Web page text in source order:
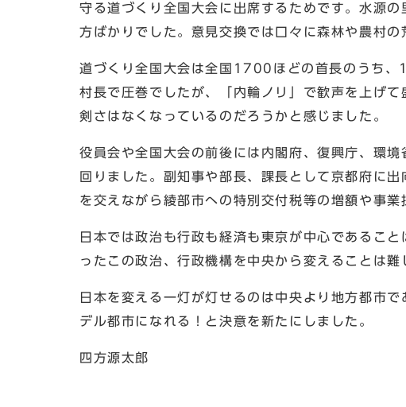
守る道づくり全国大会に出席するためです。水源
方ばかりでした。意見交換では口々に森林や農村の
道づくり全国大会は全国1700ほどの首長のうち
村長で圧巻でしたが、「内輪ノリ」で歓声を上げ
剣さはなくなっているのだろうかと感じました。
役員会や全国大会の前後には内閣府、復興庁、環
回りました。副知事や部長、課長として京都府に
を交えながら綾部市への特別交付税等の増額や事業
日本では政治も行政も経済も東京が中心であるこ
ったこの政治、行政機構を中央から変えることは難
日本を変える一灯が灯せるのは中央より地方都市
デル都市になれる！と決意を新たにしました。
四方源太郎